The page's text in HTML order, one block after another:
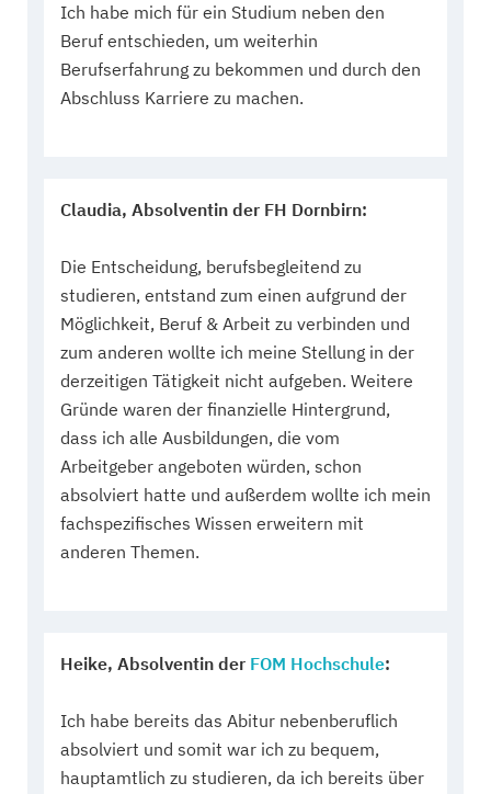
Ich habe mich für ein Studium neben den
Beruf entschieden, um weiterhin
Berufserfahrung zu bekommen und durch den
Abschluss Karriere zu machen.
Claudia, Absolventin der FH Dornbirn:
Die Entscheidung, berufsbegleitend zu
studieren, entstand zum einen aufgrund der
Möglichkeit, Beruf & Arbeit zu verbinden und
zum anderen wollte ich meine Stellung in der
derzeitigen Tätigkeit nicht aufgeben. Weitere
Gründe waren der finanzielle Hintergrund,
dass ich alle Ausbildungen, die vom
Arbeitgeber angeboten würden, schon
absolviert hatte und außerdem wollte ich mein
fachspezifisches Wissen erweitern mit
anderen Themen.
Heike, Absolventin der FOM Hochschule:
Ich habe bereits das Abitur nebenberuflich
absolviert und somit war ich zu bequem,
hauptamtlich zu studieren, da ich bereits über